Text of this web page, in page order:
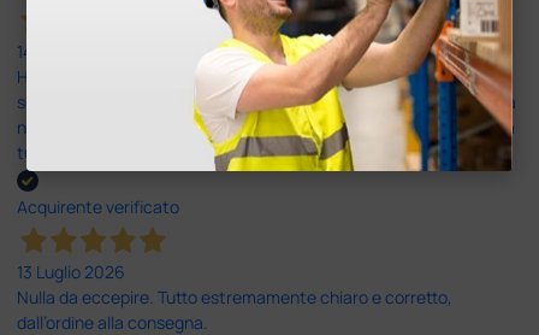
14 Luglio 2026
Ho acquistato un ecografo da Doctor Shop e sono rimasto molto
soddisfatto dell'esperienza. Apparecchiatura di qualità, consegna
nei tempi previsti e un servizio clienti disponibile che ha risposto a
tutti i miei dubbi prima dell'acquisto. Consigliato
Acquirente verificato
13 Luglio 2026
Nulla da eccepire. Tutto estremamente chiaro e corretto,
dall’ordine alla consegna.